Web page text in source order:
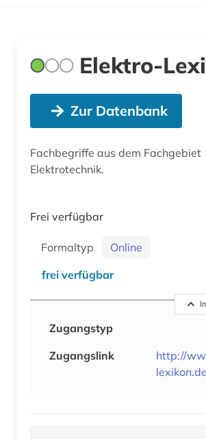
Elektro-
Zur Datenbank
Fachbegriffe aus dem Fachgebiet
Elektrotechnik.
Frei verfügbar
Formaltyp
Online
frei verfügbar
Zugangstyp
Zugangslink
http://